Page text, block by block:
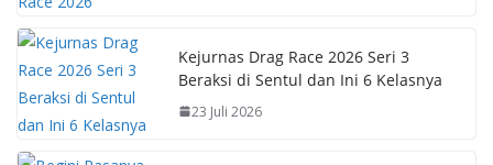
Kejurnas Drag Race 2026 Seri 3
Beraksi di Sentul dan Ini 6 Kelasnya
23 Juli 2026